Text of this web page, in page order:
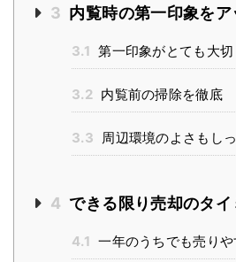
3 内覧時の第一印象を
3.1 第一印象がとても大切
3.2 内覧前の掃除を徹底
3.3 周辺環境のよさもし
4 できる限り売却のタ
4.1 一年のうちでも売り